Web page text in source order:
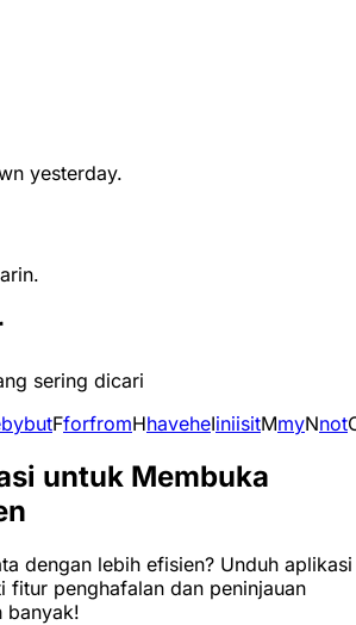
yesterday.
sering dicari
bybutFforfromHhaveheIiniisitMmyNnot
untuk Membuka
dengan lebih efisien? Unduh aplikasi
fitur penghafalan dan peninjauan
banyak!